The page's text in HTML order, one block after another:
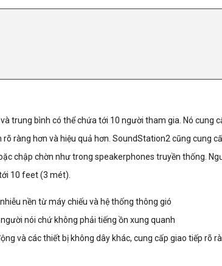
trung bình có thể chứa tới 10 người tham gia. Nó cung
ràng hơn và hiệu quả hơn. SoundStation2 cũng cung
chập chờn như trong speakerphones truyền thống.
10 feet (3 mét).
nền từ máy chiếu và hệ thống thông gió
nói chứ không phải tiếng ồn xung quanh
và các thiết bị không dây khác, cung cấp giao tiếp rõ